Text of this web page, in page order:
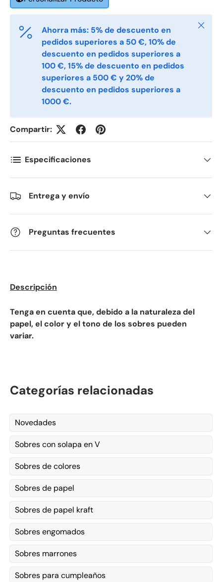
Etternavn
E-post *
Telefon
Postnummer
Antall *
Kommentarer
Ahorra más: 5% de descuento en
pedidos superiores a 50 €, 10% de
descuento en pedidos superiores a
100 €, 15% de descuento en pedidos
superiores a 500 € y 20% de
descuento en pedidos superiores a
1000 €.
Cerrar
Compartir:
Especificaciones
Entrega y envío
Preguntas frecuentes
Descripción
Tenga en cuenta que, debido a la naturaleza del
papel, el color y el tono de los sobres pueden
variar.
Categorías relacionadas
Novedades
Sobres con solapa en V
Sobres de colores
Sobres de papel
Sobres de papel kraft
Sobres engomados
Sobres marrones
Sobres para cumpleaños